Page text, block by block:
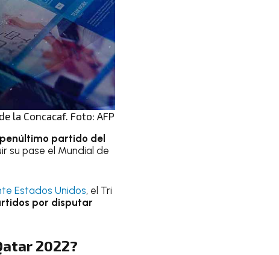
la Concacaf. Foto: AFP
partido del
su pase el Mundial de
Estados Unidos, el Tri
por disputar
2022?